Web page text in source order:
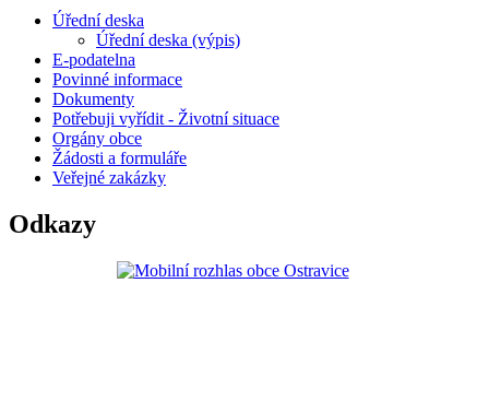
Úřední deska
Úřední deska (výpis)
E-podatelna
Povinné informace
Dokumenty
Potřebuji vyřídit - Životní situace
Orgány obce
Žádosti a formuláře
Veřejné zakázky
Odkazy